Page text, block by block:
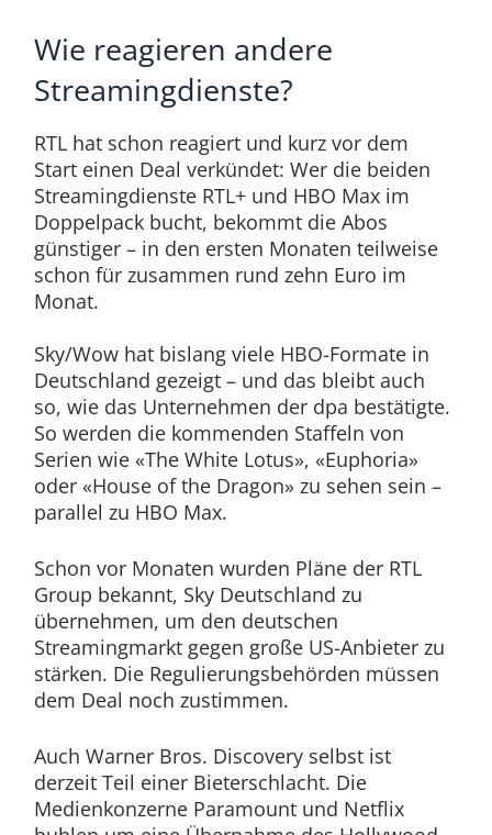
Wie reagieren andere
Streamingdienste?
RTL hat schon reagiert und kurz vor dem
Start einen Deal verkündet: Wer die beiden
Streamingdienste RTL+ und HBO Max im
Doppelpack bucht, bekommt die Abos
günstiger – in den ersten Monaten teilweise
schon für zusammen rund zehn Euro im
Monat.
Sky/Wow hat bislang viele HBO-Formate in
Deutschland gezeigt – und das bleibt auch
so, wie das Unternehmen der dpa bestätigte.
So werden die kommenden Staffeln von
Serien wie «The White Lotus», «Euphoria»
oder «House of the Dragon» zu sehen sein –
parallel zu HBO Max.
Schon vor Monaten wurden Pläne der RTL
Group bekannt, Sky Deutschland zu
übernehmen, um den deutschen
Streamingmarkt gegen große US-Anbieter zu
stärken. Die Regulierungsbehörden müssen
dem Deal noch zustimmen.
Auch Warner Bros. Discovery selbst ist
derzeit Teil einer Bieterschlacht. Die
Medienkonzerne Paramount und Netflix